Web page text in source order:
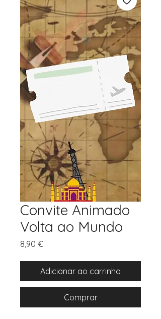
Convite Animado
Volta ao Mundo
8,90 €Preço
Adicionar ao carrinho
Comprar